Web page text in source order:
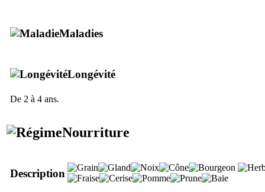
Maladies
Longévité
De 2 à 4 ans.
Nourriture
Description